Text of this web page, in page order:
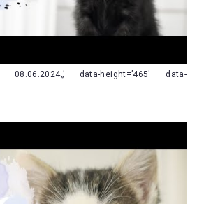
data-height=’465′ data-